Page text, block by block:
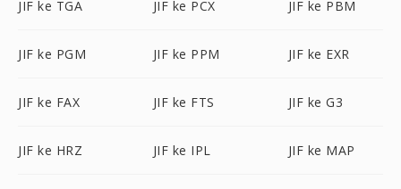
JIF ke TGA JIF ke PCX JIF ke PBM
JIF ke PGM JIF ke PPM JIF ke EXR
JIF ke FAX JIF ke FTS JIF ke G3
JIF ke HRZ JIF ke IPL JIF ke MAP